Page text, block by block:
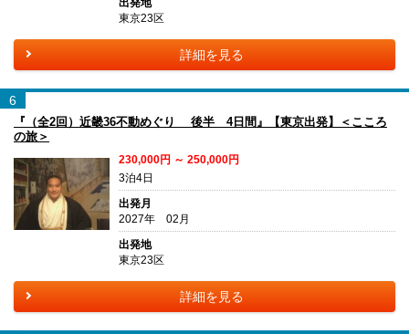
出発地
東京23区
詳細を見る
6
『（全2回）近畿36不動めぐり 後半 4日間』【東京出発】＜こころ
の旅＞
230,000円 ～ 250,000円
3泊4日
出発月
2027年 02月
出発地
東京23区
詳細を見る